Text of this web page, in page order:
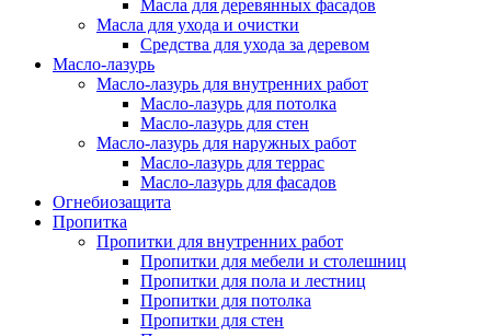
Масла для деревянных фасадов
Масла для ухода и очистки
Средства для ухода за деревом
Масло-лазурь
Масло-лазурь для внутренних работ
Масло-лазурь для потолка
Масло-лазурь для стен
Масло-лазурь для наружных работ
Масло-лазурь для террас
Масло-лазурь для фасадов
Огнебиозащита
Пропитка
Пропитки для внутренних работ
Пропитки для мебели и столешниц
Пропитки для пола и лестниц
Пропитки для потолка
Пропитки для стен